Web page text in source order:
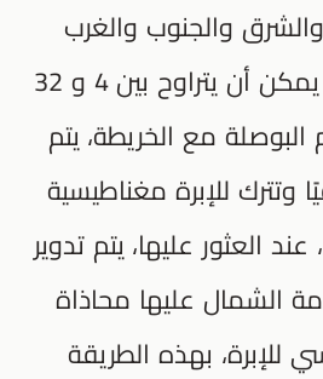
والجنوب والغرب
ونقاطها الوسيطة، يمكن أن يتراوح بين 4 و 32
مع الخريطة، يتم
وتترك للإبرة مغناطيسية
العثور عليها، يتم تدوير
الشمال عليها محاذاة
بهذه الطريقة